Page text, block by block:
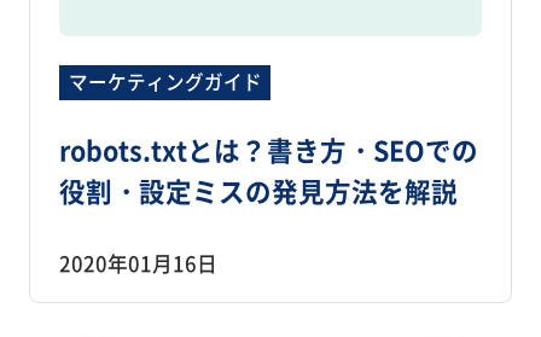
マーケティングガイド
robots.txtとは？書き方・SEOでの
役割・設定ミスの発見方法を解説
2020年01月16日